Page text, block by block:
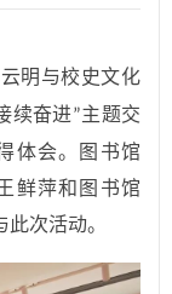
明与校史文化
续奋进”主题交
体会。图书馆
鲜萍和图书馆
次活动。